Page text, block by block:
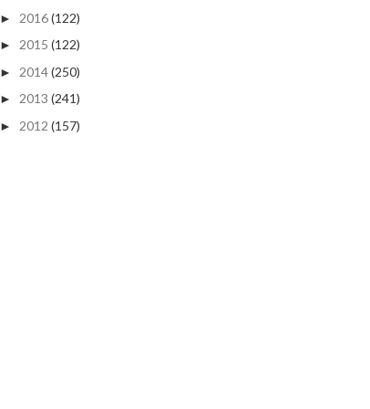
► 2016(122)
► 2015 (122)
► 2014(250)
► 2013 (241)
► 2012 (157)